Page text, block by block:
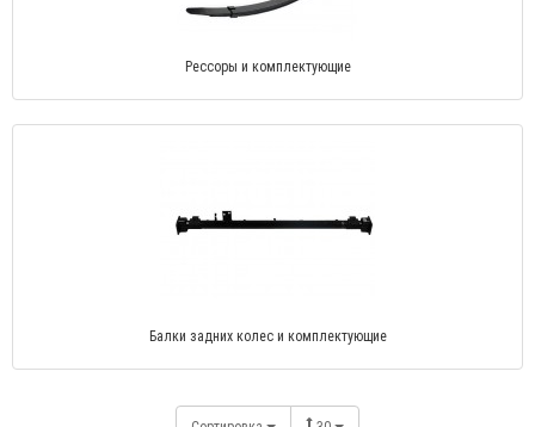
Рессоры и комплектующие
Балки задних колес и комплектующие